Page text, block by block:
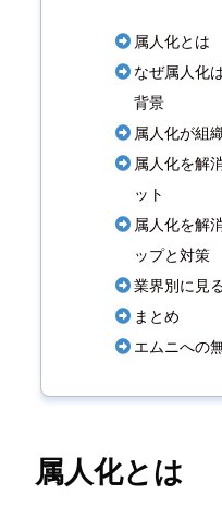
属人化とは
なぜ属人化
背景
属人化が組
属人化を解
ット
属人化を解
ップと対策
業界別に見
まとめ
エムニへの
属人化とは